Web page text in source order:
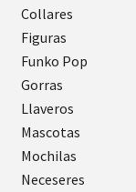
Collares
Figuras
Funko Pop
Gorras
Llaveros
Mascotas
Mochilas
Neceseres